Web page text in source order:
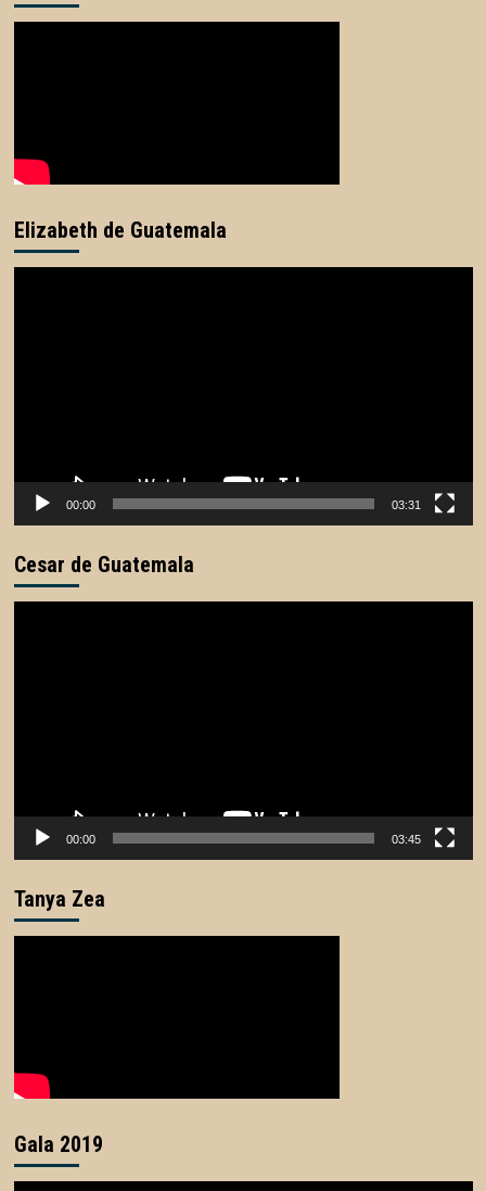
Elizabeth de Guatemala
00:00 03:31
Cesar de Guatemala
00:00 03:45
Tanya Zea
Gala 2019